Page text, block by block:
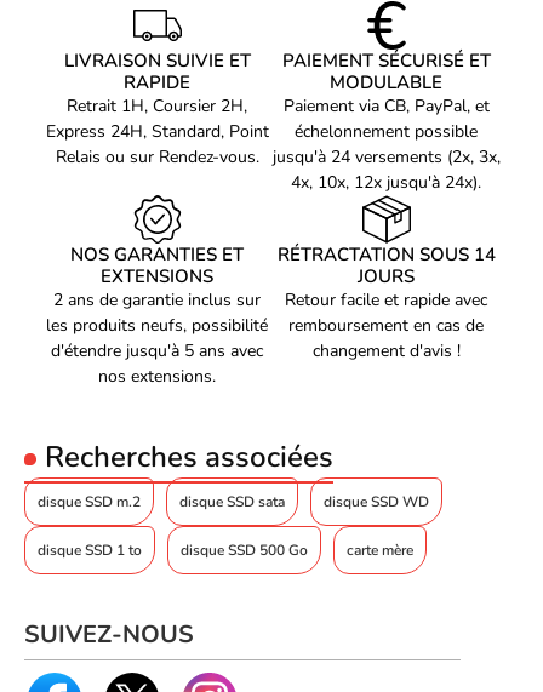
Avec une vitesse de lecture allant jusqu'à 4700 Mo/s et une
vitesse d'écriture pouvant atteindre 1700 Mo/s, le disque SSD
PNY 500 Go NVMe Gen4 M.2 garantit des performances
maximales pour toutes vos tâches informatiques. Que vous
soyez un joueur passionné, un créateur de contenu ou un
utilisateur multitâche, ce disque SSD répondra à toutes vos
exigences en matière de rapidité et d'efficacité.
Un disque SSD compatible avec PCI Express 4.0 pour des
performances optimales
Le disque SSD PNY 500 Go NVMe Gen4 M.2 est compatible avec
PCI Express 4.0, la dernière version de cette interface de
assure des performances optimales pour votre disque SSD, vous
permettant de profiter pleinement de ses capacités.
Poids et dimensions
Largeur
80 mm
Profondeur
4 mm
Hauteur
22 mm
Informations sur
l'emballage
Largeur du colis
Profondeur du colis
6,45 mm
Hauteur du colis
99 mm
environnementales
Température d'opération
0 - 70 °C
Température hors
fonctionnement
-40 - 85 °C
Période de garantie
Code EAN
0751492771731 Voir produits PNY
LIVRAISON SUIVIE ET
RAPIDE
Retrait 1H, Coursier 2H,
Express 24H, Standard, Point
Relais ou sur Rendez-vous.
PAIEMENT SÉCURISÉ ET
MODULABLE
Paiement via CB, PayPal, et
échelonnement possible
jusqu'à 24 versements (2x, 3x,
4x, 10x, 12x jusqu'à 24x).
NOS GARANTIES ET
EXTENSIONS
2 ans de garantie inclus sur
les produits neufs, possibilité
d'étendre jusqu'à 5 ans avec
nos extensions.
RÉTRACTATION SOUS 14
JOURS
Retour facile et rapide avec
remboursement en cas de
changement d'avis !
Recherches associées
disque SSD m.2 disque SSD sata disque SSD WD
disque SSD 1 to disque SSD 500 Go carte mère
SUIVEZ-NOUS